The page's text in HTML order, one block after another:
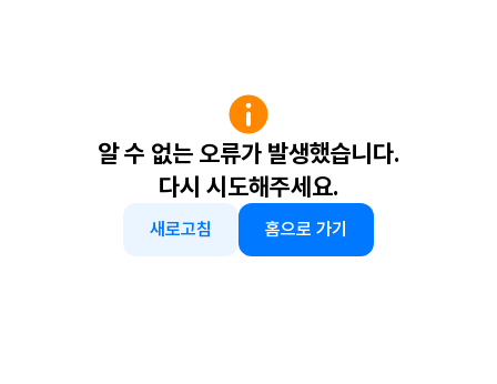
알 수 없는 오류가 발생했습니다.
다시 시도해주세요.
새로고침 홈으로 가기